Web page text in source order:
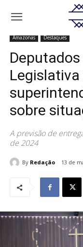
Início
superintendente do DNIT-
Amazonas Destaques
Legislativa
sobre
A previsão de
de 2024
By Redação 13 de